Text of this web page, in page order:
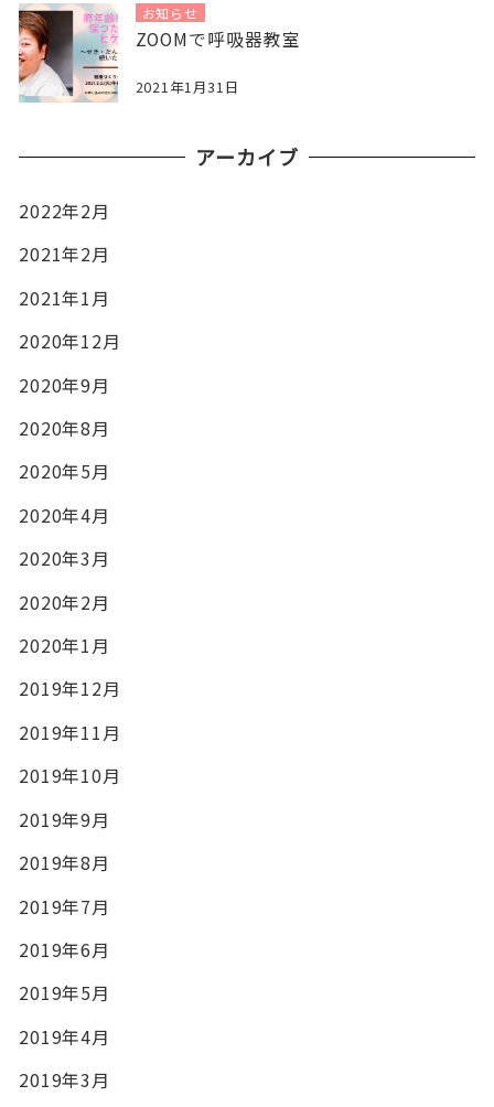
お知らせ
ZOOMで呼吸器教室
2021年1月31日
アーカイブ
2022年2月
2021年2月
2021年1月
2020年12月
2020年9月
2020年8月
2020年5月
2020年4月
2020年3月
2020年2月
2020年1月
2019年12月
2019年11月
2019年10月
2019年9月
2019年8月
2019年7月
2019年6月
2019年5月
2019年4月
2019年3月